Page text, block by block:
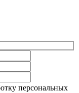
персональных